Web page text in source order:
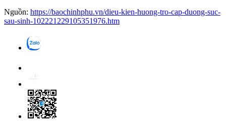
Nguồn: https://baochinhphu.vn/dieu-kien-huong-tro-cap-duong-suc-
sau-sinh-102221229105351976.htm